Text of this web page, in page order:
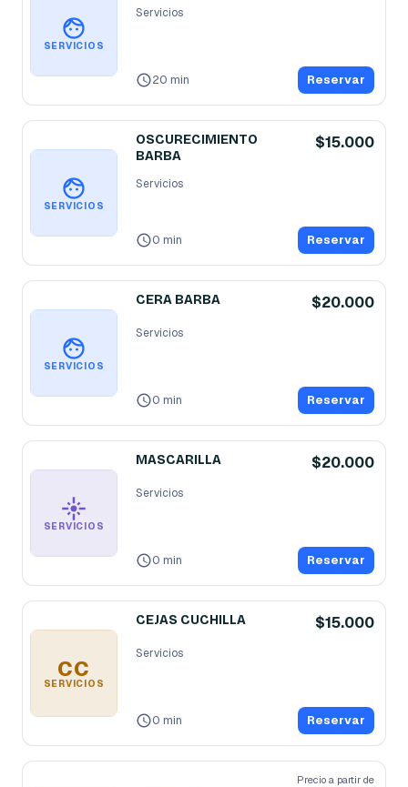
SERVICIOS
Servicios
20 min Reservar
SERVICIOS
OSCURECIMIENTO
BARBA
$15.000
Servicios
0 min Reservar
SERVICIOS
CERA BARBA $20.000
Servicios
0 min Reservar
SERVICIOS
MASCARILLA $20.000
Servicios
0 min Reservar
CC
SERVICIOS
CEJAS CUCHILLA $15.000
Servicios
0 min Reservar
Precio a partir de